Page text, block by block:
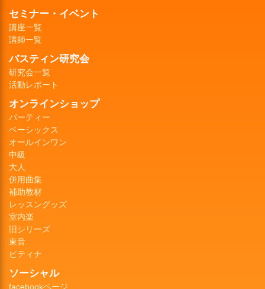
セミナー・イベント
講座一覧
講師一覧
バスティン研究会
研究会一覧
活動レポート
オンラインショップ
パーティー
ベーシックス
オールインワン
中級
大人
併用曲集
補助教材
レッスングッズ
室内楽
旧シリーズ
東音
ピティナ
ソーシャル
facebookページ